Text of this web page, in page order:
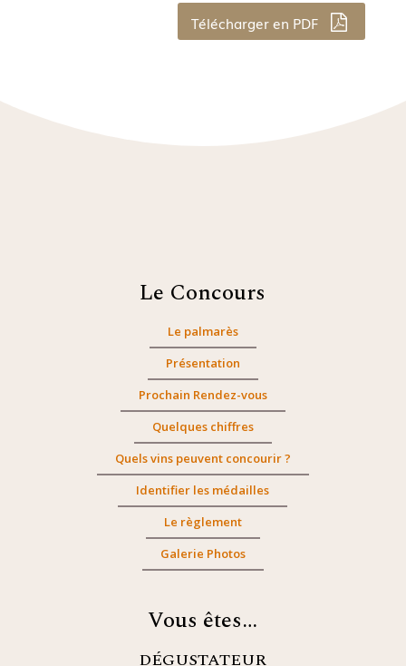
Télécharger en PDF
Le Concours
Le palmarès
Présentation
Prochain Rendez-vous
Quelques chiffres
Quels vins peuvent concourir ?
Identifier les médailles
Le règlement
Galerie Photos
Vous êtes…
DÉGUSTATEUR